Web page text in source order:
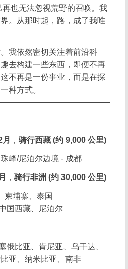
也无法忽视荒野的召唤。我
。从那时起，路，成了我唯
我依然密切关注着前沿科
去构建一些东西，即便不再
不再是一份事业，而是在探
种方式。
，骑行西藏 (约 9,000 公里)
峰/尼泊尔边境 - 成都
，骑行非洲 (约 30,000 公里)
柬埔寨、泰国
国西藏、尼泊尔
俄比亚、肯尼亚、乌干达、
亚、纳米比亚、南非